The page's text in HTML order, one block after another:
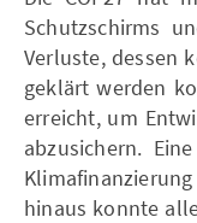
Schutzschirms
Verluste, dessen
geklärt werden
erreicht, um
abzusichern.
hinaus konnte